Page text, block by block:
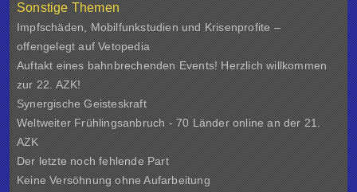
Sonstige Themen
Impfschäden, Mobilfunkstudien und Krisenprofite –
offengelegt auf Vetopedia
Auftakt eines bahnbrechenden Events! Herzlich willkommen
zur 22. AZK!
Synergische Geisteskraft
Weltweiter Frühlingsanbruch - 70 Länder online an der 21.
AZK
Der letzte noch fehlende Part
Keine Versöhnung ohne Aufarbeitung